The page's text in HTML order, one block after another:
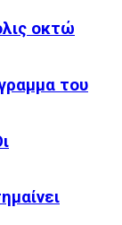
οκτώ
του